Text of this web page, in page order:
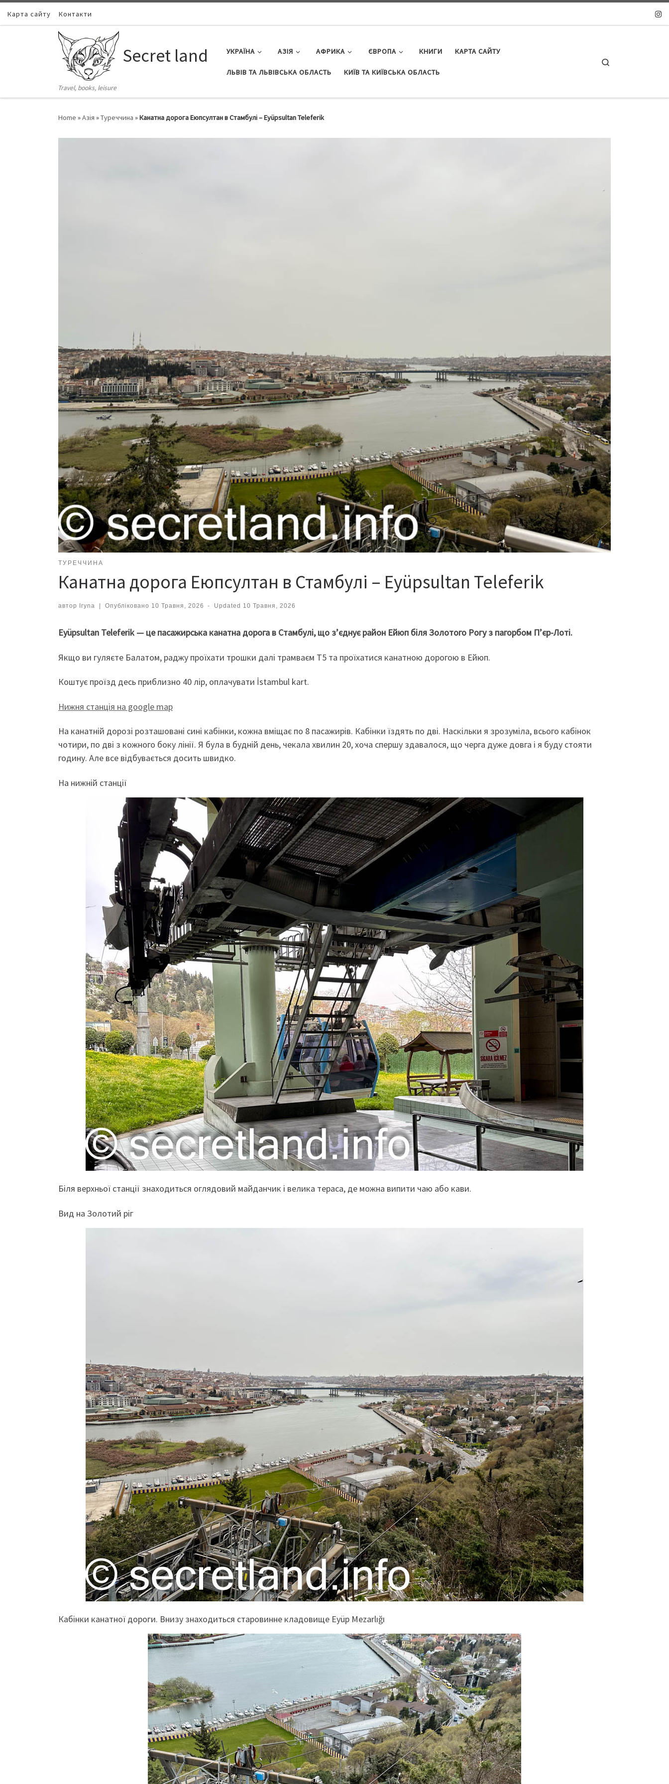
Skip to content
Карта сайту Контакти
Secret land
Travel, books, leisure
УКРАЇНА АЗІЯ АФРИКА ЄВРОПА КНИГИ КАРТА САЙТУ
ЛЬВІВ ТА ЛЬВІВСЬКА ОБЛАСТЬ КИЇВ ТА КИЇВСЬКА ОБЛАСТЬ
Home »Азія »Туреччина »Канатна дорога Еюпсултан в Стамбулі – Eyüpsultan Teleferik
ТУРЕЧЧИНА
Канатна дорога Еюпсултан в Стамбулі – Eyüpsultan Teleferik
автор Iryna Опубліковано 10 Травня, 2026 - Updated 10 Травня, 2026
Eyüpsultan Teleferik — це пасажирська канатна дорога в Стамбулі, що з’єднує район Ейюп біля Золотого Рогу з пагорбом П’єр-Лоті.
Якщо ви гуляєте Балатом, раджу проїхати трошки далі трамваєм Т5 та проїхатися канатною дорогою в Ейюп.
Коштує проїзд десь приблизно 40 лір, оплачувати İstambul kart.
Нижня станція на google map
На канатній дорозі розташовані сині кабінки, кожна вміщає по 8 пасажирів. Кабінки їздять по дві. Наскільки я зрозуміла, всього кабінок
чотири, по дві з кожного боку лінії. Я була в будній день, чекала хвилин 20, хоча спершу здавалося, що черга дуже довга і я буду стояти
годину. Але все відбувається досить швидко.
На нижній станції
Біля верхньої станції знаходиться оглядовий майданчик і велика тераса, де можна випити чаю або кави.
Вид на Золотий ріг
Кабінки канатної дороги. Внизу знаходиться старовинне кладовище Eyüp Mezarlığı